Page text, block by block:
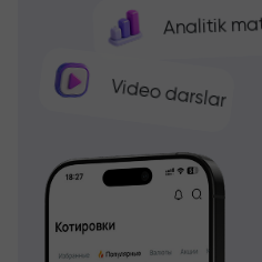
Analitik
Video darslar